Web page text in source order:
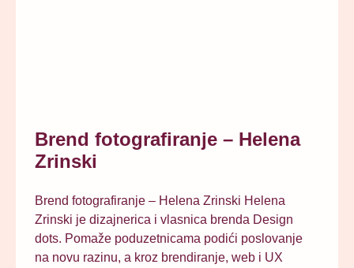
Brend fotografiranje – Helena
Zrinski
Brend fotografiranje – Helena Zrinski Helena
Zrinski je dizajnerica i vlasnica brenda Design
dots. Pomaže poduzetnicama podići poslovanje
na novu razinu, a kroz brendiranje, web i UX